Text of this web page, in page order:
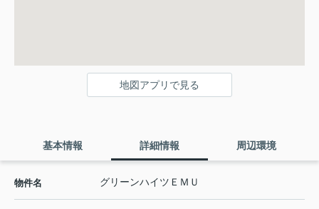
地図アプリで見る
基本情報 詳細情報 周辺環境
物件名 グリーンハイツＥＭＵ